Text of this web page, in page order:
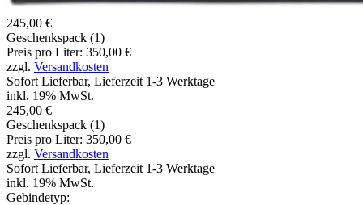
245,00 €
Geschenkspack (1)
Preis pro Liter: 350,00 €
zzgl. Versandkosten
Sofort Lieferbar, Lieferzeit 1-3 Werktage
inkl. 19% MwSt.
245,00 €
Geschenkspack (1)
Preis pro Liter: 350,00 €
zzgl. Versandkosten
Sofort Lieferbar, Lieferzeit 1-3 Werktage
inkl. 19% MwSt.
Gebindetyp: